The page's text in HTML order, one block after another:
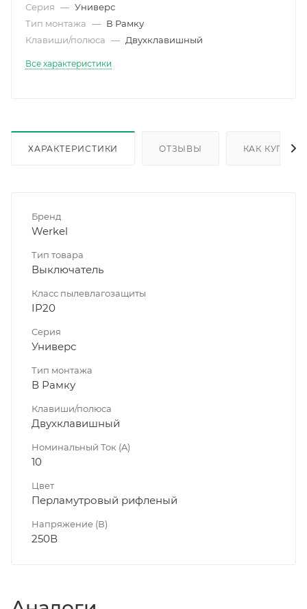
Серия — Универс
Тип монтажа — В Рамку
Клавиши/полюса — Двухклавишный
Все характеристики
ХАРАКТЕРИСТИКИ ОТЗЫВЫ КАК КУПИТЬ
Бренд
Werkel
Тип товара
Выключатель
Класс пылевлагозащиты
IP20
Серия
Универс
Тип монтажа
В Рамку
Клавиши/полюса
Двухклавишный
Номинальный Ток (A)
10
Цвет
Перламутровый рифленый
Напряжение (В)
250В